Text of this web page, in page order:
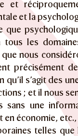
et
et la
que
tous les
que nous
précisément
s’agit des
; et il nous
une
économie,
telles